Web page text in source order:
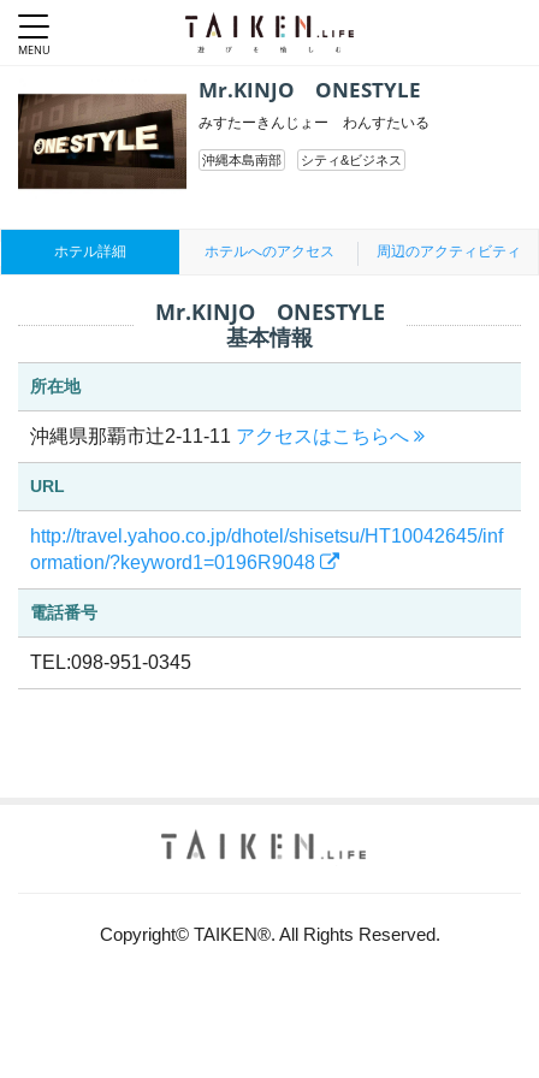
Mr.KINJO ONESTYLE
みすたーきんじょー わんすたいる
沖縄本島南部 シティ&ビジネス
ホテル詳細 ホテルへのアクセス 周辺のアクティビティ
Mr.KINJO ONESTYLE
基本情報
所在地
沖縄県那覇市辻2-11-11 アクセスはこちらへ
URL
http://travel.yahoo.co.jp/dhotel/shisetsu/HT10042645/inf
ormation/?keyword1=0196R9048
電話番号
TEL:098-951-0345
Copyright© TAIKEN®. All Rights Reserved.